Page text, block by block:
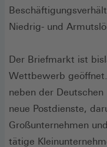
Niedrig- und
Der Briefmarkt ist
Wettbewerb
neben der
neue Postdienste,
Großunternehmen
tätige